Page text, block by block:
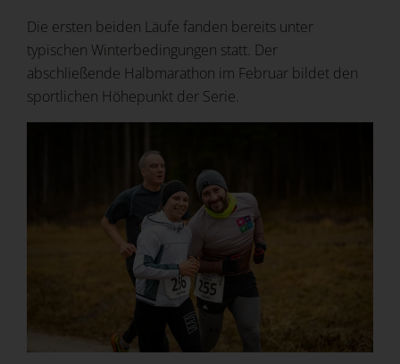
Die ersten beiden Läufe fanden bereits unter
typischen Winterbedingungen statt. Der
abschließende Halbmarathon im Februar bildet den
sportlichen Höhepunkt der Serie.